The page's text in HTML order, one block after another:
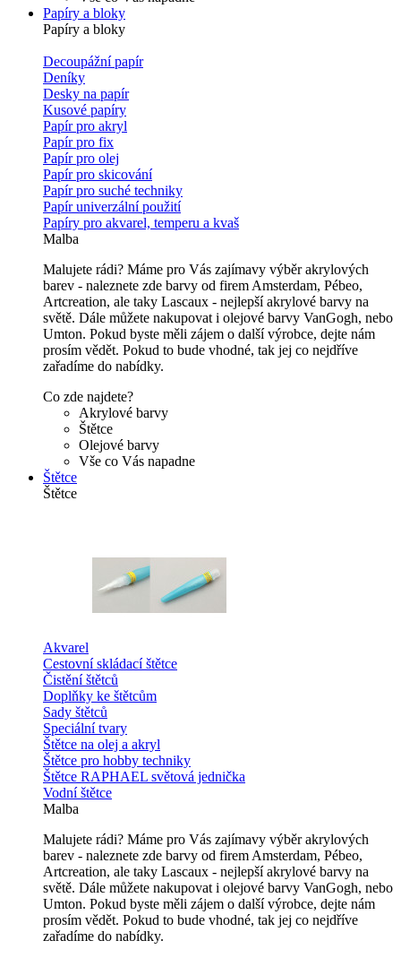
Papíry a bloky
Papíry a bloky
Decoupážní papír
Deníky
Desky na papír
Kusové papíry
Papír pro akryl
Papír pro fix
Papír pro olej
Papír pro skicování
Papír pro suché techniky
Papír univerzální použití
Papíry pro akvarel, temperu a kvaš
Malba
Malujete rádi? Máme pro Vás zajímavy výběr akrylových
barev - naleznete zde barvy od firem Amsterdam, Pébeo,
Artcreation, ale taky Lascaux - nejlepší akrylové barvy na
světě. Dále můžete nakupovat i olejové barvy VanGogh, nebo
Umton. Pokud byste měli zájem o další výrobce, dejte nám
prosím vědět. Pokud to bude vhodné, tak jej co nejdříve
zařadíme do nabídky.
Co zde najdete?
Akrylové barvy
Štětce
Olejové barvy
Vše co Vás napadne
Štětce
Štětce
Akvarel
Cestovní skládací štětce
Čistění štětců
Doplňky ke štětcům
Sady štětců
Speciální tvary
Štětce na olej a akryl
Štětce pro hobby techniky
Štětce RAPHAEL světová jednička
Vodní štětce
Malba
Malujete rádi? Máme pro Vás zajímavy výběr akrylových
barev - naleznete zde barvy od firem Amsterdam, Pébeo,
Artcreation, ale taky Lascaux - nejlepší akrylové barvy na
světě. Dále můžete nakupovat i olejové barvy VanGogh, nebo
Umton. Pokud byste měli zájem o další výrobce, dejte nám
prosím vědět. Pokud to bude vhodné, tak jej co nejdříve
zařadíme do nabídky.